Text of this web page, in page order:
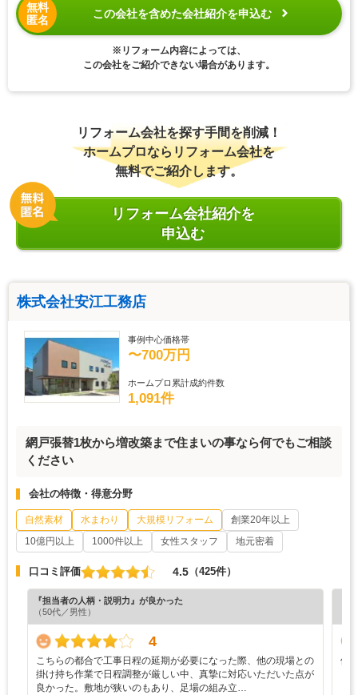
無料
匿名
この会社を含めた会社紹介を申込む
※リフォーム内容によっては、
この会社をご紹介できない場合があります。
リフォーム会社を探す手間を削減！
ホームプロならリフォーム会社を
無料でご紹介します。
リフォーム会社紹介を
申込む
株式会社安江工務店
事例中心価格帯
〜700万円
ホームプロ累計成約件数
1,091件
網戸張替1枚から増改築まで住まいの事なら何でもご相談
ください
会社の特徴・得意分野
自然素材 水まわり 大規模リフォーム
創業20年以上
10億円以上
1000件以上 女性スタッフ 地元密着
口コミ評価 4.5 （425件）
『担当者の人柄・説明力』が良かった
（50代／男性）
4
こちらの都合で工事日程の延期が必要になった際、他の現場との
掛け持ち作業で日程調整が厳しい中、真摯に対応いただいた点が
良かった。敷地が狭いのもあり、足場の組み立…
修